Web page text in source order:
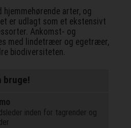
arter, og
er udlagt som et ekstensivt
Ankomst- og
med lindetræer og egetræer,
biodiversiteten.
bruge!
inden for tagrender og